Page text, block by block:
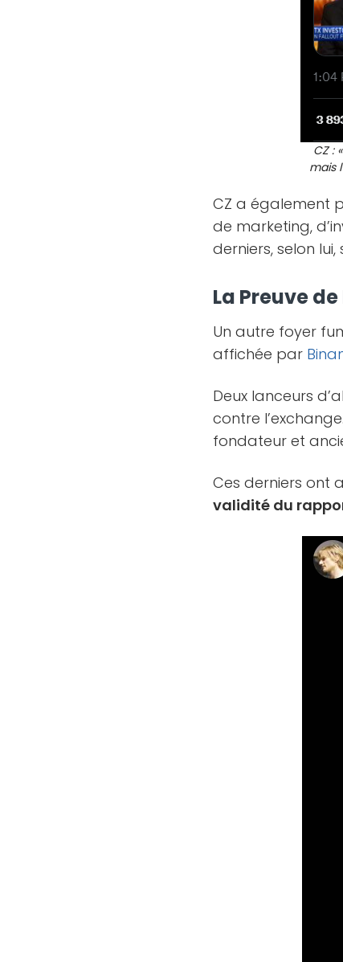
CZ :
mais
CZ a également
de marketing,
derniers, selon
La Preuve
Un autre foyer
affichée par
Deux lanceurs
contre
fondateur et
Ces derniers ont
validité du